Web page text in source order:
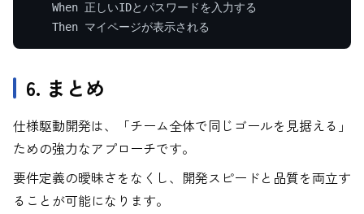
    When 正しいIDとパスワードを入力する
6. まとめ
仕様駆動開発は、「チーム全体で同じゴールを見据える」
ための強力なアプローチです。
要件定義の曖昧さをなくし、開発スピードと品質を両立す
ることが可能になります。